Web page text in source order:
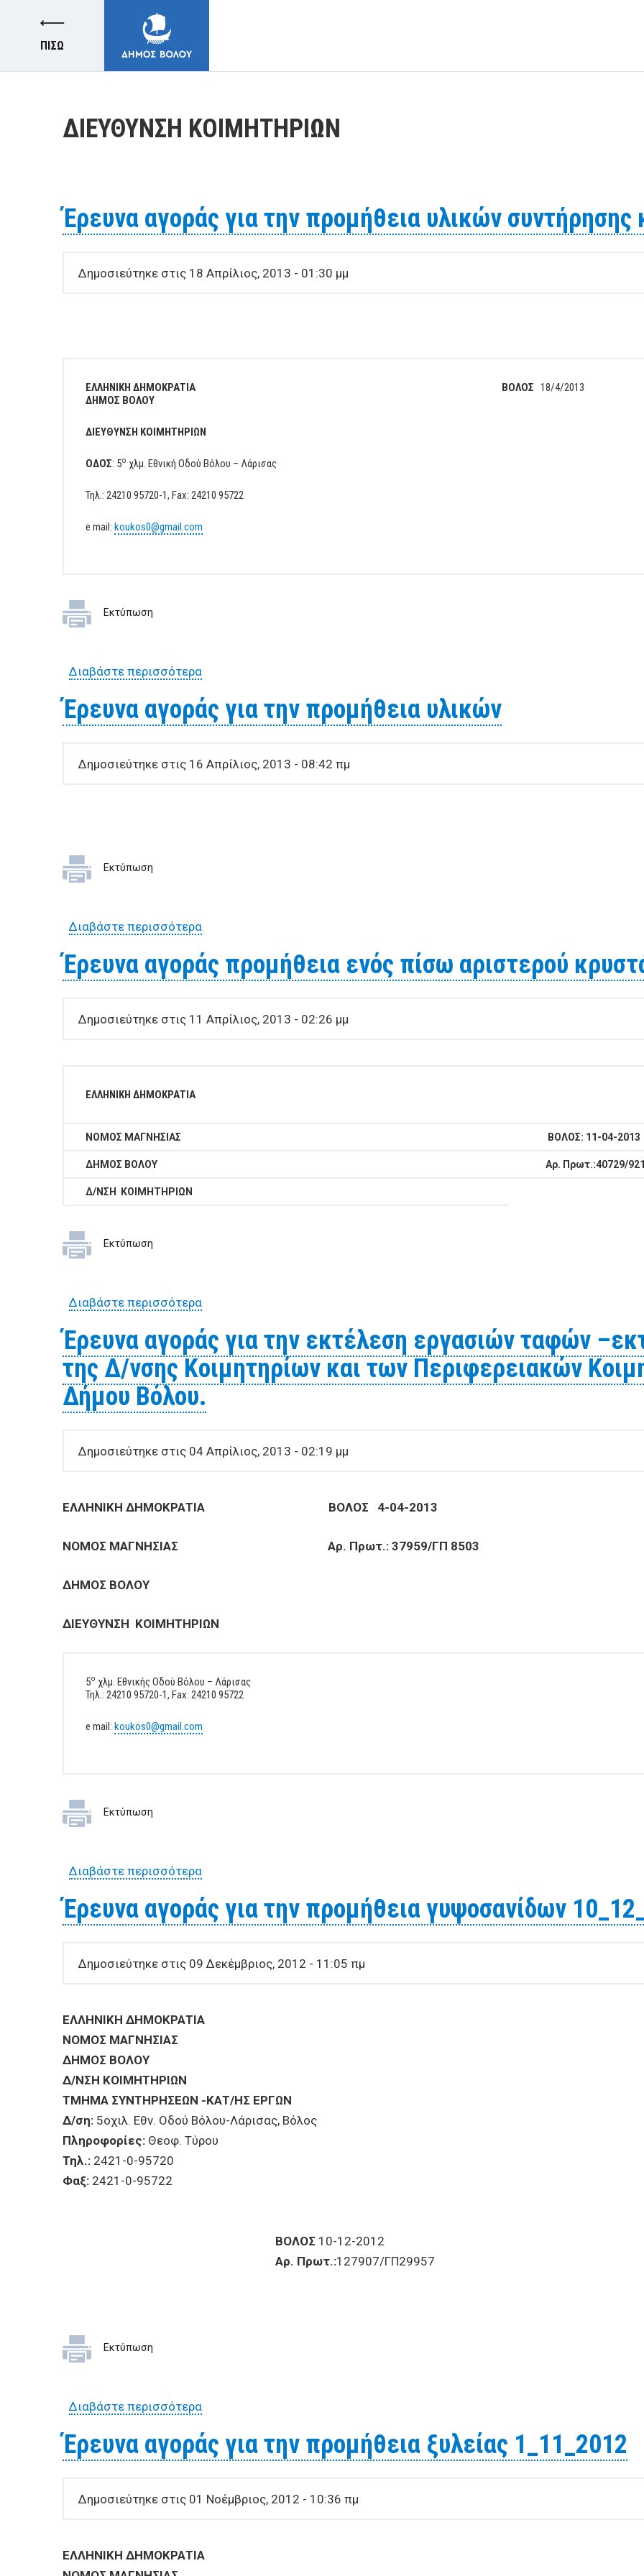
ΠΙΣΩ
ΔΙΕΥΘΥΝΣΗ ΚΟΙΜΗΤΗΡΙΩΝ
Έρευνα αγοράς για την προμήθεια υλικών συντήρησης
Δημοσιεύτηκε στις 18 Απρίλιος, 2013 - 01:30 μμ
ΕΛΛΗΝΙΚΗ ΔΗΜΟΚΡΑΤΙΑ
ΔΗΜΟΣ ΒΟΛΟΥ
ΔΙΕΥΘΥΝΣΗ ΚΟΙΜΗΤΗΡΙΩΝ
ΟΔΟΣ: 5ο χλμ. Εθνική Οδού Βόλου – Λάρισας
Τηλ.: 24210 95720-1, Fax: 24210 95722
e mail: koukos0@gmail.com
ΒΟΛΟΣ 18/4/2013
Εκτύπωση
Διαβάστε περισσότεραγια Έρευνα αγοράς για την προμήθεια υλικών συντήρησης και επισκευής
Έρευνα αγοράς για την προμήθεια υλικών
Δημοσιεύτηκε στις 16 Απρίλιος, 2013 - 08:42 πμ
Εκτύπωση
Διαβάστε περισσότεραγια Έρευνα αγοράς για την προμήθεια υλικών
Έρευνα αγοράς προμήθεια ενός πίσω αριστερού
Δημοσιεύτηκε στις 11 Απρίλιος, 2013 - 02:26 μμ
ΕΛΛΗΝΙΚΗ ΔΗΜΟΚΡΑΤΙΑ
ΝΟΜΟΣ ΜΑΓΝΗΣΙΑΣ ΒΟΛΟΣ: 11-04-2013
ΔΗΜΟΣ ΒΟΛΟΥ Αρ. Πρωτ.:40729/
Δ/ΝΣΗ ΚΟΙΜΗΤΗΡΙΩΝ
Εκτύπωση
Διαβάστε περισσότεραγια Έρευνα αγοράς προμήθεια ενός πίσω αριστερού κρυστάλλου φανού σε
Έρευνα αγοράς για την εκτέλεση εργασιών ταφών
της Δ/νσης Κοιμητηρίων και των Περιφερειακών
Δήμου Βόλου.
Δημοσιεύτηκε στις 04 Απρίλιος, 2013 - 02:19 μμ
ΕΛΛΗΝΙΚΗ ΔΗΜΟΚΡΑΤΙΑ ΒΟΛΟΣ 4-04-2013
ΝΟΜΟΣ ΜΑΓΝΗΣΙΑΣ Αρ. Πρωτ.: 37959/ΓΠ 8503
ΔΗΜΟΣ ΒΟΛΟΥ
ΔΙΕΥΘΥΝΣΗ ΚΟΙΜΗΤΗΡΙΩΝ
5ο χλμ. Εθνικής Οδού Βόλου – Λάρισας
Τηλ.: 24210 95720-1, Fax: 24210 95722
e mail: koukos0@gmail.com
Εκτύπωση
Διαβάστε περισσότεραγια Έρευνα αγοράς για την εκτέλεση εργασιών ταφών –εκταφών στα
Έρευνα αγοράς για την προμήθεια γυψοσανίδων
Δημοσιεύτηκε στις 09 Δεκέμβριος, 2012 - 11:05 πμ
ΕΛΛΗΝΙΚΗ ΔΗΜΟΚΡΑΤΙΑ
ΝΟΜΟΣ ΜΑΓΝΗΣΙΑΣ
ΔΗΜΟΣ ΒΟΛΟΥ
Δ/ΝΣΗ ΚΟΙΜΗΤΗΡΙΩΝ
ΤΜΗΜΑ ΣΥΝΤΗΡΗΣΕΩΝ -ΚΑΤ/ΗΣ ΕΡΓΩΝ
Δ/ση: 5οχιλ. Εθν. Οδού Βόλου-Λάρισας, Βόλος
Πληροφορίες: Θεοφ. Τύρου
Τηλ.: 2421-0-95720
Φαξ: 2421-0-95722
ΒΟΛΟΣ 10-12-2012
Αρ. Πρωτ.:127907/ΓΠ29957
Εκτύπωση
Διαβάστε περισσότεραγια Έρευνα αγοράς για την προμήθεια γυψοσανίδων 10_12_2012
Έρευνα αγοράς για την προμήθεια ξυλείας 1_11_2012
Δημοσιεύτηκε στις 01 Νοέμβριος, 2012 - 10:36 πμ
ΕΛΛΗΝΙΚΗ ΔΗΜΟΚΡΑΤΙΑ